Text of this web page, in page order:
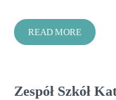
READ MORE
Zespół Szkół